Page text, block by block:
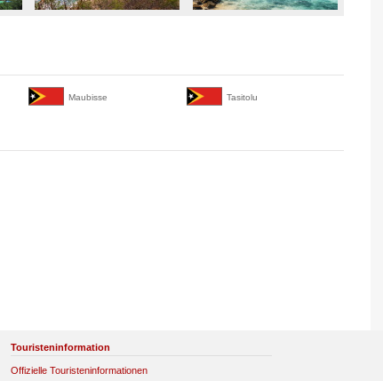
Maubisse Tasitolu
Touristeninformation
Offizielle Touristeninformationen